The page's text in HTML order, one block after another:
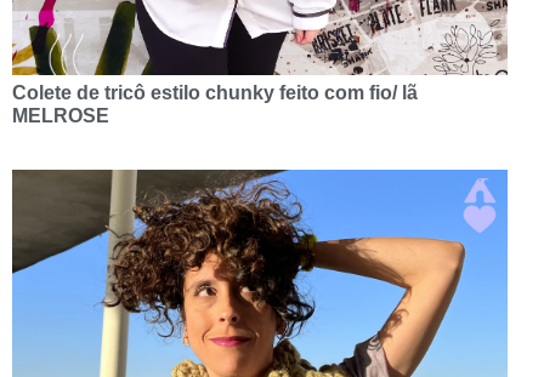
Colete de tricô estilo chunky feito com fio/ lã
MELROSE